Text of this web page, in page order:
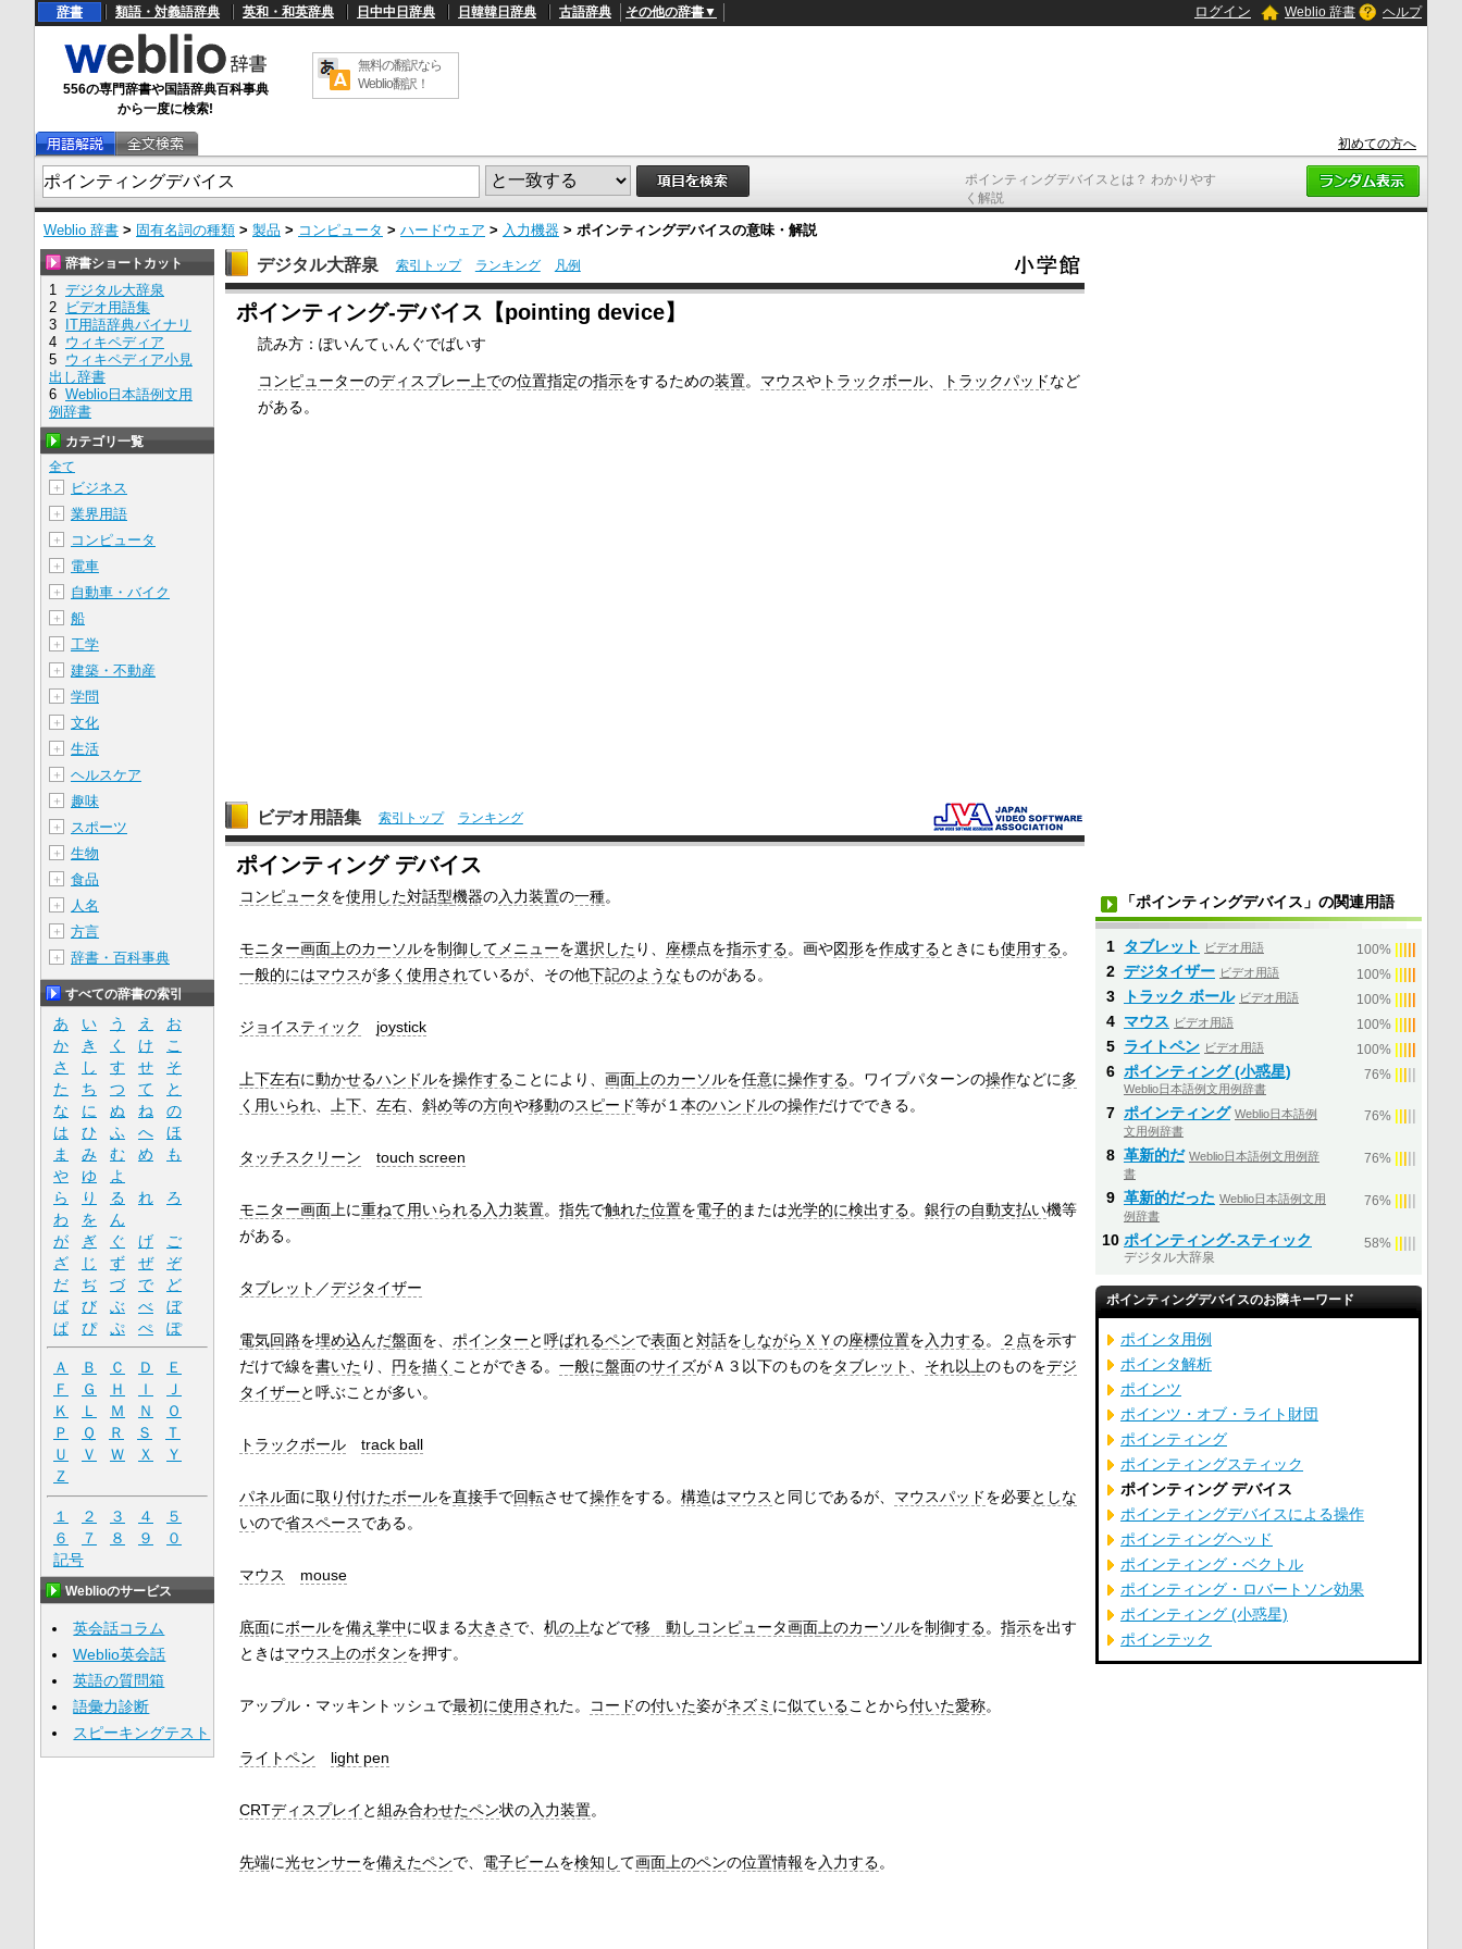
ポインティングデバイスとは？ わかりやす
く解説
辞書 類語・対義語辞典 英和・和英辞典 日中中日辞典 日韓韓日辞典 古語辞典 その他の辞書▼ ログイン Weblio 辞書 ヘルプ
556の専門辞書や国語辞典百科事典
から一度に検索!
無料の翻訳なら
Weblio翻訳！
初めての方へ
Weblio 辞書 > 固有名詞の種類 > 製品 > コンピュータ > ハードウェア > 入力機器 > ポインティングデバイスの意味・解説
U
n
u
e
/
L
o
a
d
:
デジタル大辞泉 索引トップ ランキング 凡例
ポインティング‐デバイス【pointing device】
読み方：ぽいんてぃんぐでばいす
コンピューターのディスプレー 上での位置指定の指示をするための装置。 マウスや トラックボール トラックパッドなど
がある。
ビデオ用語集 索引トップ ランキング
ポインティング デバイス
コンピュータを使用した対話型機器の入力装置の一種。
モニター画面上のカーソルを制御して メニューを選択した り、 座標点を指示する。画や図形を作成するときにも使用する。
一般的にはマウスが多く 使用されているが、その他下記のようなものがある。
ジョイスティック joystick
上下左右に動かせるハンドルを操作することにより、 画面上のカーソルを任意に操作する。ワイプパターンの操作などに多
く 用いられ、 上下、 左右、 斜め等の方向や移動のスピード等が１ 本のハンドルの操作だけでできる。
タッチスクリーン touch screen
モニター画面上に重ねて用いられる 入力装置。 指先で触れた位置を電子的 または光学的に検出する。 銀行の自動支払い機等
がある。
タブレット ／デジタイザー
電気回路を埋め込んだ盤面を、 ポインターと呼ばれるペンで表面と対話を しながら ＸＹの座標位置を 入力する。 ２点を示す
だけで線を書いた り、 円を描く ことができる。 一般に盤面のサイズがＡ３以下のものをタブレット それ以上のものをデジ
タイザーと呼ぶことが多い。
トラックボール track ball
パネル面に取り付けたボールを直接手で回転させて操作をする。 構造はマウス と同じであるが、 マウスパッドを必要としな
いので省スペースである。
マウス mouse
底面にボールを備え 掌中に収まる大きさ で、 机の上などで移 動し コンピュータ画面上のカーソルを制御する。 指示を出す
ときはマウス 上のボタンを押す。
アップル・マッキントッシュで最初に使用された。 コードの付いた姿がネズミ に似ていることから付いた愛称。
ライトペン light pen
CRTディスプレイ と組み合わせたペン状の入力装置。
先端に光センサーを備えたペンで、 電子ビームを検知して画面上のペンの位置情報を 入力する。
辞書ショートカット
1 デジタル大辞泉
2
ビデオ用語集
3
IT用語辞典バイナリ
4 ウィキペディア
5 ウィキペディア小見
出し辞書
6 Weblio日本語例文用
例辞書
カテゴリ一覧
全て
＋
ビジネス
＋ 業界用語
＋ コンピュータ
＋ 電車
＋ 自動車・バイク
＋ 船
＋ 工学
＋ 建築・不動産
＋ 学問
＋ 文化
＋ 生活
＋ ヘルスケア
＋ 趣味
＋ スポーツ
＋ 生物
＋ 食品
＋ 人名
＋ 方言
＋ 辞書・百科事典
すべての辞書の索引
あ い う え
お
か
き く け
こ
さ
し す せ
そ
た
ち つ て
と
な
に ぬ ね
の
は
ひ ふ へ
ほ
ま
み む め
も
や
ゆ
よ
ら
り る れ
ろ
わ
を
ん
が
ぎ ぐ げ
ご
ざ
じ ず ぜ
ぞ
だ
ぢ づ で
ど
ば
び ぶ べ
ぼ
ぱ
ぴ ぷ ぺ ぽ
Ａ Ｂ Ｃ Ｄ
Ｅ
Ｆ
Ｇ Ｈ Ｉ
Ｊ
Ｋ
Ｌ Ｍ Ｎ
Ｏ
Ｐ
Ｑ Ｒ Ｓ
Ｔ
Ｕ
Ｖ Ｗ Ｘ
Ｙ
Ｚ
１ ２ ３ ４
５
６
７ ８ ９
０
記号
Weblioのサービス
英会話コラム
Weblio英会話
英語の質問箱
語彙力診断
スピーキングテスト
「ポインティングデバイス」の関連用語
1 タブレット ビデオ用語 100%
2 デジタイザー ビデオ用語 100%
3 トラック ボール ビデオ用語 100%
4 マウス ビデオ用語 100%
5 ライトペン ビデオ用語 100%
6 ポインティング (小惑星)
Weblio日本語例文用例辞書
76%
7 ポインティング Weblio日本語例
文用例辞書
76%
8 革新的だ Weblio日本語例文用例辞
書
76%
9 革新的だった Weblio日本語例文用
例辞書
76%
10 ポインティング‐スティック
デジタル大辞泉
58%
ポインティングデバイスのお隣キーワード
ポインタ用例
ポインタ解析
ポインツ
ポインツ・オブ・ライト財団
ポインティング
ポインティングスティック
ポインティング デバイス
ポインティングデバイスによる操作
ポインティングヘッド
ポインティング・ベクトル
ポインティング・ロバートソン効果
ポインティング (小惑星)
ポインテック